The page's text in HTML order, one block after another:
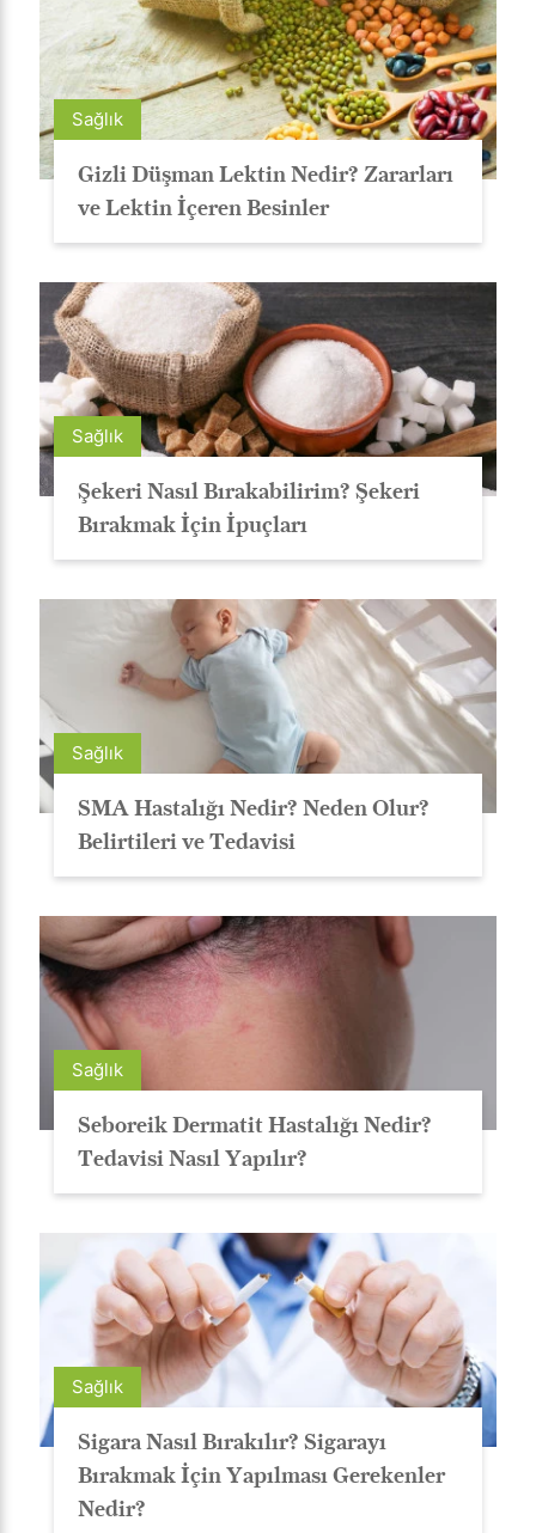
Sağlık
Gizli Düşman Lektin Nedir? Zararları
ve Lektin İçeren Besinler
Sağlık
Şekeri Nasıl Bırakabilirim? Şekeri
Bırakmak İçin İpuçları
Sağlık
SMA Hastalığı Nedir? Neden Olur?
Belirtileri ve Tedavisi
Sağlık
Seboreik Dermatit Hastalığı Nedir?
Tedavisi Nasıl Yapılır?
Sağlık
Sigara Nasıl Bırakılır? Sigarayı
Bırakmak İçin Yapılması Gerekenler
Nedir?